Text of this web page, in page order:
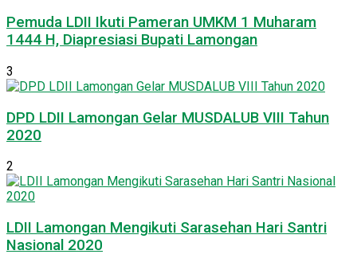
Pemuda LDII Ikuti Pameran UMKM 1 Muharam
1444 H, Diapresiasi Bupati Lamongan
3
DPD LDII Lamongan Gelar MUSDALUB VIII Tahun
2020
2
LDII Lamongan Mengikuti Sarasehan Hari Santri
Nasional 2020